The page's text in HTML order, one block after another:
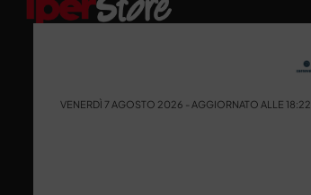
VENERDÌ 7 AGOSTO 2026 - AGGIORNATO ALLE 18:22